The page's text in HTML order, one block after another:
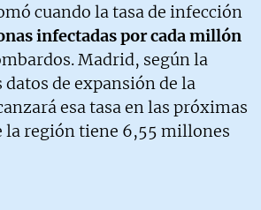
cuando la tasa de infección
infectadas por cada millón
Madrid, según la
de expansión de la
esa tasa en las próximas
la región tiene 6,55 millones